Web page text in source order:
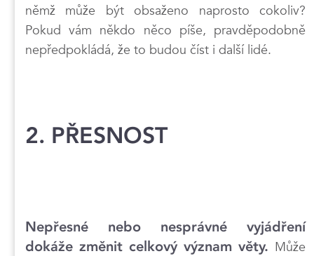
němž může být obsaženo naprosto cokoliv?
Pokud vám někdo něco píše, pravděpodobně
nepředpokládá, že to budou číst i další lidé.
2. PŘESNOST
Nepřesné nebo nesprávné vyjádření
dokáže změnit celkový význam věty. Může